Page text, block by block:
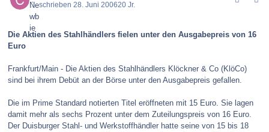
Geschrieben28. Juni 200620 Jr.
Die Aktien des Stahlhändlers fielen unter den Ausgabepreis von 16
Euro
Frankfurt/Main - Die Aktien des Stahlhändlers Klöckner & Co (KlöCo)
sind bei ihrem Debüt an der Börse unter den Ausgabepreis gefallen.
Die im Prime Standard notierten Titel eröffneten mit 15 Euro. Sie lagen
damit mehr als sechs Prozent unter dem Zuteilungspreis von 16 Euro.
Der Duisburger Stahl- und Werkstoffhändler hatte seine von 15 bis 18